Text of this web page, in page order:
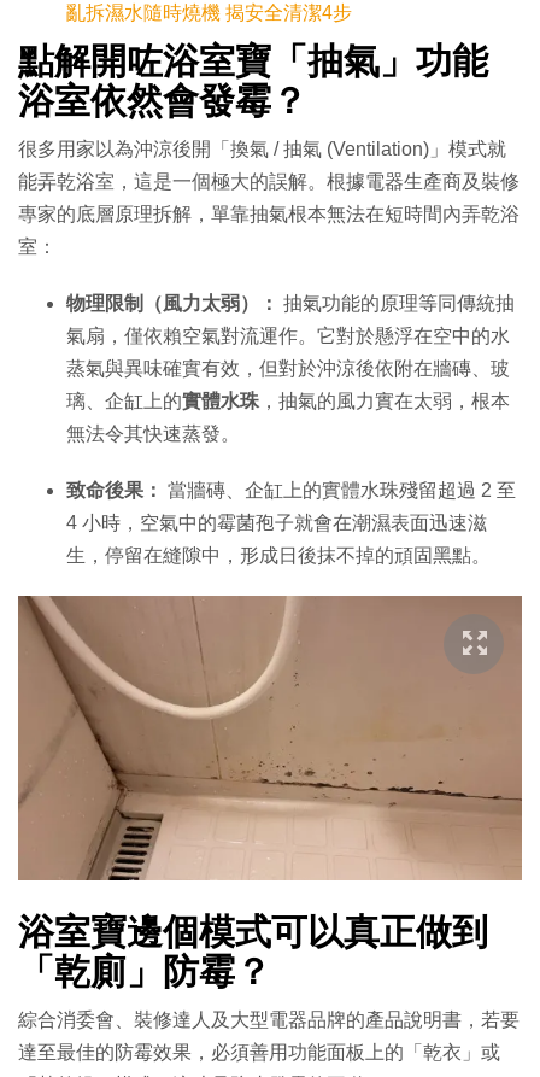
亂拆濕水隨時燒機 揭安全清潔4步
點解開咗浴室寶「抽氣」功能
浴室依然會發霉？
很多用家以為沖涼後開「換氣 / 抽氣 (Ventilation)」模式就
能弄乾浴室，這是一個極大的誤解。根據電器生產商及裝修
專家的底層原理拆解，單靠抽氣根本無法在短時間內弄乾浴
室：
物理限制（風力太弱）： 抽氣功能的原理等同傳統抽
氣扇，僅依賴空氣對流運作。它對於懸浮在空中的水
蒸氣與異味確實有效，但對於沖涼後依附在牆磚、玻
璃、企缸上的實體水珠 ，抽氣的風力實在太弱，根本
無法令其快速蒸發。
致命後果： 當牆磚、企缸上的實體水珠殘留超過 2 至
4 小時，空氣中的霉菌孢子就會在潮濕表面迅速滋
生，停留在縫隙中，形成日後抹不掉的頑固黑點。
浴室寶邊個模式可以真正做到
「乾廁」防霉？
綜合消委會、裝修達人及大型電器品牌的產品說明書，若要
達至最佳的防霉效果，必須善用功能面板上的「乾衣」或